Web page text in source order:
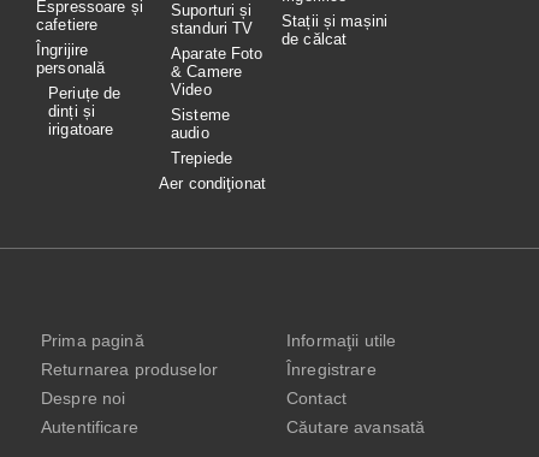
Espressoare și
cafetiere
Îngrijire
personală
Periuțe de
dinți și
irigatoare
Suporturi și
standuri TV
Aparate Foto
& Camere
Video
Sisteme
audio
Trepiede
Aer condiţionat
Stații și mașini
de călcat
Prima pagină
Returnarea produselor
Despre noi
Autentificare
Informaţii utile
Înregistrare
Contact
Căutare avansată